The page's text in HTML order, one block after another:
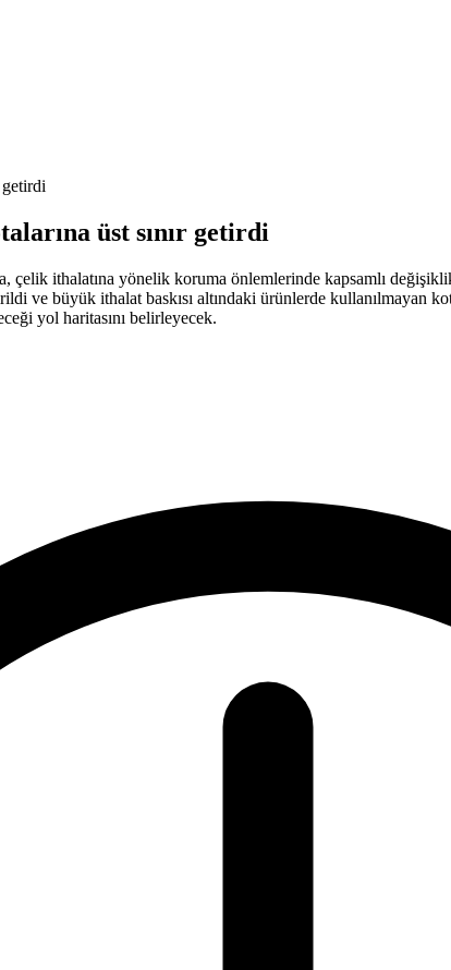
getirdi
üst sınır getirdi
ithalatına yönelik koruma önlemlerinde kapsamlı
ve büyük ithalat baskısı altındaki ürünlerde kullanılmayan
yol haritasını belirleyecek.